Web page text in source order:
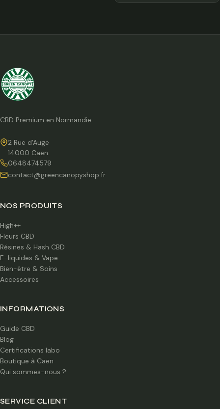
CBD Premium en Normandie
2 Rue d'Auge
14000 Caen
0648474579
contact@greencanopyshop.fr
NOS PRODUITS
High++
Fleurs CBD
Résines & Hash CBD
E-liquides & Vape
Bien-être & Soins
Accessoires
INFORMATIONS
Guide CBD
Blog
Certifications labo
Boutique à Caen
Qui sommes-nous ?
SERVICE CLIENT